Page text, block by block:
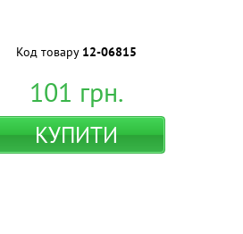
Код товару 12-06815
101 грн.
КУПИТИ